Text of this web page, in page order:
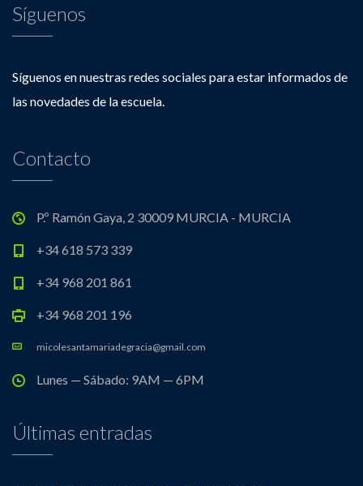
Síguenos
Síguenos en nuestras redes sociales para estar informados de
las novedades de la escuela.
Contacto
P.º Ramón Gaya, 2 30009 MURCIA - MURCIA
+34 618 573 339
+34 968 201 861
+34 968 201 196
micolesantamariadegracia@gmail.com
Lunes — Sábado: 9AM — 6PM
Últimas entradas